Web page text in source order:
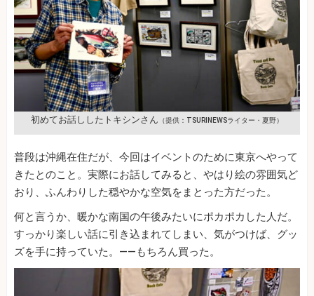
初めてお話ししたトキシンさん （提供：TSURINEWSライター・夏野）
普段は沖縄在住だが、今回はイベントのために東京へやって
きたとのこと。実際にお話してみると、やはり絵の雰囲気ど
おり、ふんわりした穏やかな空気をまとった方だった。
何と言うか、暖かな南国の午後みたいにポカポカした人だ。
すっかり楽しい話に引き込まれてしまい、気がつけば、グッ
ズを手に持っていた。——もちろん買った。